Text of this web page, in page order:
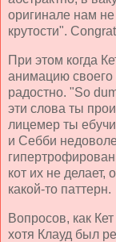
оригинале нам
крутости".
При этом когда
анимацию своего
радостно. "So
эти слова ты
лицемер ты
и Себби
кот их не
какой-то паттерн.
Вопросов, как
хотя Клауд был